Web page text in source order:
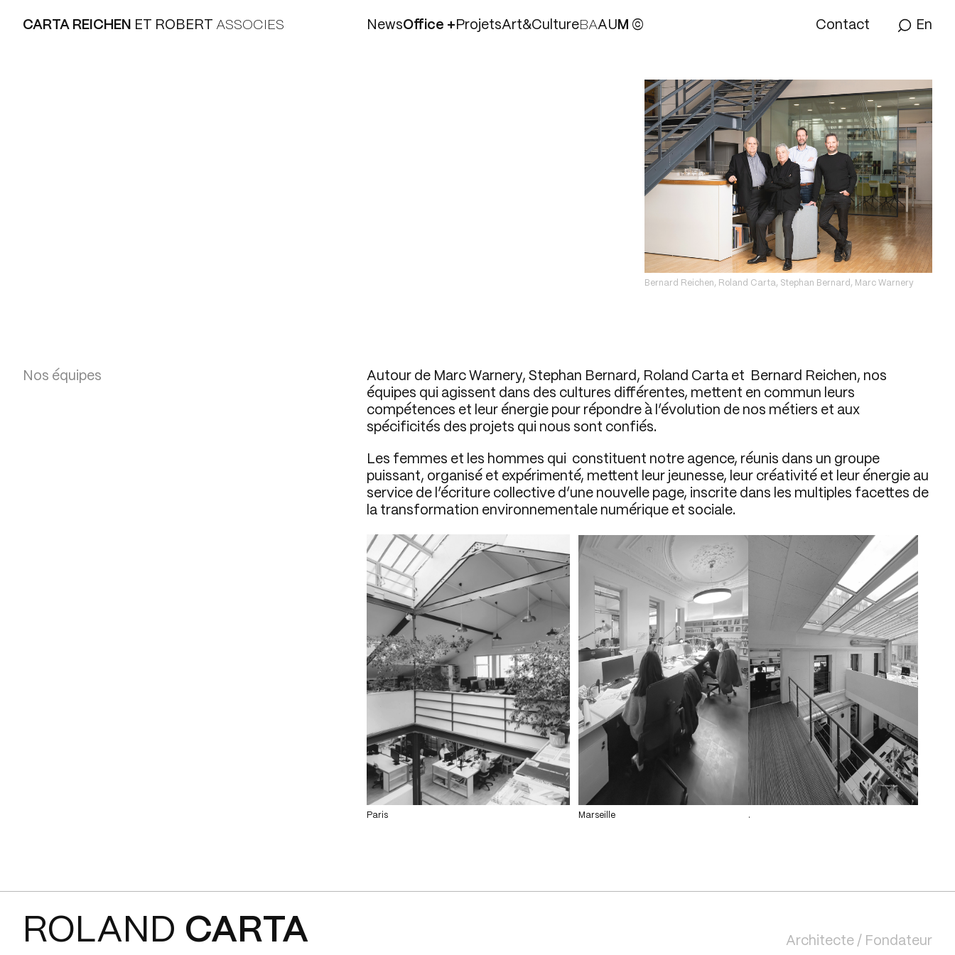
CARTA REICHEN ET ROBERT ASSOCIES NewsOffice + ProjetsArt&CultureBAAU M © Contact En
Bernard Reichen, Roland Carta, Stephan Bernard, Marc Warnery
Nos équipes Autour de Marc Warnery, Stephan Bernard, Roland Carta et Bernard Reichen, nos
équipes qui agissent dans des cultures différentes, mettent en commun leurs
compétences et leur énergie pour répondre à l’évolution de nos métiers et aux
spécificités des projets qui nous sont confiés.
Les femmes et les hommes qui constituent notre agence, réunis dans un groupe
puissant, organisé et expérimenté, mettent leur jeunesse, leur créativité et leur énergie au
service de l’écriture collective d’une nouvelle page, inscrite dans les multiples facettes de
la transformation environnementale numérique et sociale.
Paris Marseille .
ROLAND CARTA Architecte / Fondateur